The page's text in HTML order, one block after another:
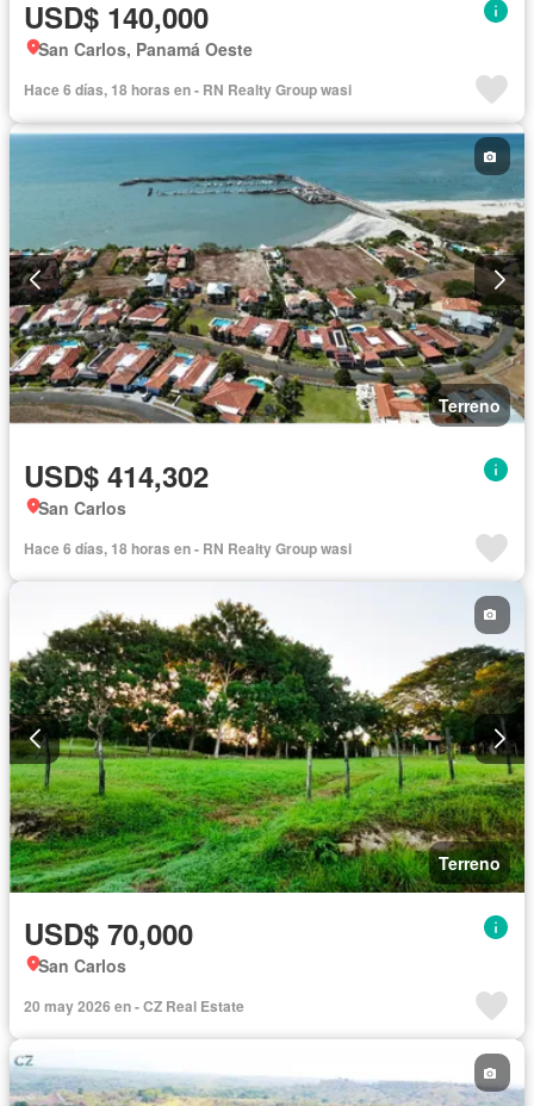
USD$ 140,000
San Carlos, Panamá Oeste
Hace 6 días, 18 horas en - RN Realty Group wasi
Terreno
USD$ 414,302
San Carlos
Hace 6 días, 18 horas en - RN Realty Group wasi
Terreno
USD$ 70,000
San Carlos
20 may 2026 en - CZ Real Estate